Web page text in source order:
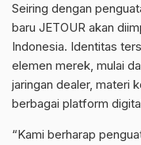
Seiring dengan
baru JETOUR akan
Indonesia. Identitas
elemen merek, mulai
jaringan dealer, materi
berbagai platform
“Kami berharap